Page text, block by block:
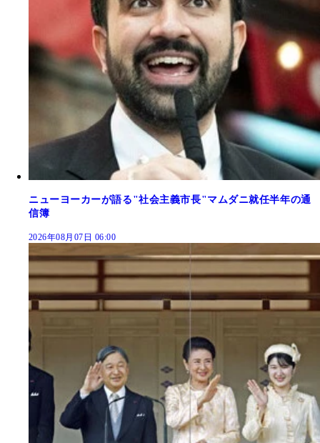
ニューヨーカーが語る"社会主義市長"マムダニ就任半年の通
信簿
2026年08月07日 06:00